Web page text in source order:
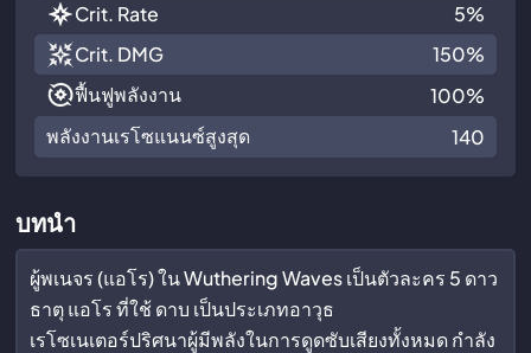
Crit. Rate
5%
Crit. DMG
150%
ฟื้นฟูพลังงาน
100%
พลังงานเรโซแนนซ์สูงสุด
140
บทนำ
ผู้พเนจร (แอโร) ใน Wuthering Waves เป็นตัวละคร 5 ดาว
ธาตุ แอโร ที่ใช้ ดาบ เป็นประเภทอาวุธ
เรโซเนเตอร์ปริศนาผู้มีพลังในการดูดซับเสียงทั้งหมด กำลัง